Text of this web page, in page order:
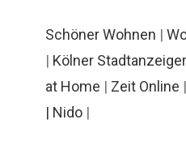
Schöner Wohnen |
| Kölner Stadtanzeiger
at Home | Zeit Online |
| Nido |